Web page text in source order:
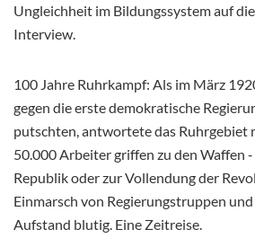
Ungleichheit im Bildungssystem auf
Interview.
100 Jahre Ruhrkampf: Als im März
gegen die erste demokratische
putschten, antwortete das Ruhrgebiet
50.000 Arbeiter griffen zu den Waffen
Republik oder zur Vollendung der
Einmarsch von Regierungstruppen
Aufstand blutig. Eine Zeitreise.